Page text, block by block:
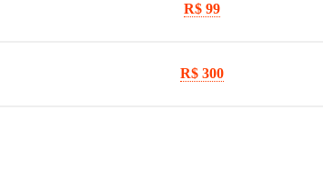
R$ 99
R$ 300